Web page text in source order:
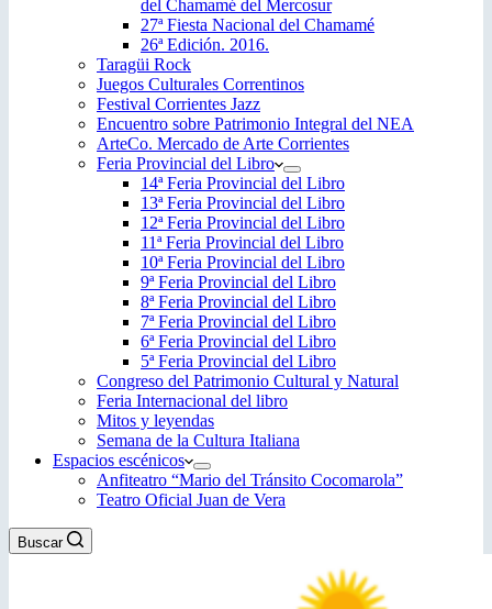
del Chamamé del Mercosur
27ª Fiesta Nacional del Chamamé
26ª Edición. 2016.
Taragüi Rock
Juegos Culturales Correntinos
Festival Corrientes Jazz
Encuentro sobre Patrimonio Integral del NEA
ArteCo. Mercado de Arte Corrientes
Feria Provincial del Libro
14ª Feria Provincial del Libro
13ª Feria Provincial del Libro
12ª Feria Provincial del Libro
11ª Feria Provincial del Libro
10ª Feria Provincial del Libro
9ª Feria Provincial del Libro
8ª Feria Provincial del Libro
7ª Feria Provincial del Libro
6ª Feria Provincial del Libro
5ª Feria Provincial del Libro
Congreso del Patrimonio Cultural y Natural
Feria Internacional del libro
Mitos y leyendas
Semana de la Cultura Italiana
Espacios escénicos
Anfiteatro “Mario del Tránsito Cocomarola”
Teatro Oficial Juan de Vera
Buscar